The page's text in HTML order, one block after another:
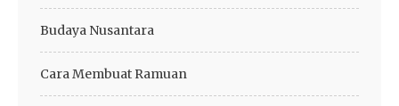
Budaya Nusantara
Cara Membuat Ramuan